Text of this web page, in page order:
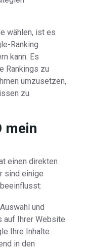
wählen, ist es
Ranking
kann. Es
Rankings zu
umzusetzen,
zu
mein
einen direkten
sind einige
und
auf Ihrer Website
Ihre Inhalte
in den